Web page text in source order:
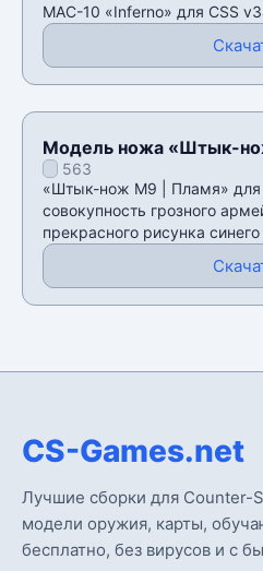
MAC-10 «Inferno» для CSS
Модель ножа «Штык-
CSS v34
563
«Штык-нож M9 | Пламя» для
совокупность грозного
прекрасного рисунка
CS-Games.net
Лучшие сборки для Counter-
модели оружия, карты,
бесплатно, без вирусов и с